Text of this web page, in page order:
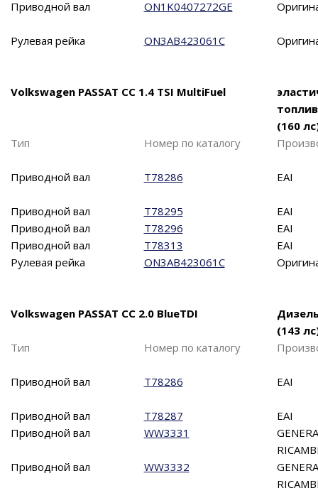
Приводной вал ON1K0407272GE
Рулевая рейка ON3AB423061C
Volkswagen PASSAT CC 1.4 TSI MultiFuel
(160
Тип
Номер по каталогу
Приводной вал T78286 EAI
Приводной вал T78295
EAI
Приводной вал
T78296
EAI
Приводной вал
T78313
EAI
Рулевая рейка
ON3AB423061C
Volkswagen PASSAT CC 2.0 BlueTDI
(143
Тип
Номер по каталогу
Приводной вал T78286 EAI
Приводной вал T78287
EAI
Приводной вал
WW3331
Приводной вал
WW3332